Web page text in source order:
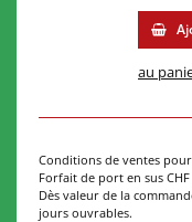
au
Conditions de ventes pour
Forfait de port en sus CHF
Dès valeur de la
jours ouvrables.